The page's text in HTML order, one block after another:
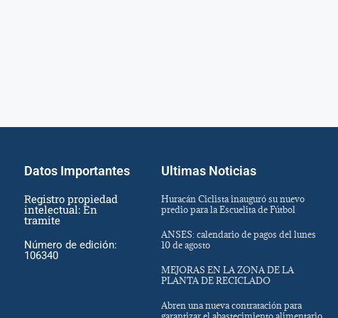
Datos Importantes
Registro propiedad
intelectual: En
tramite
Número de edición:
106340
Ultimas Noticias
Huracán Ciclista inauguró su nuevo
predio para la Escuelita de Fútbol
ANSES: calendario de pagos del lunes
10 de agosto
MEJORAS EN LA ZONA DE LA
PLANTA DE RECICLADO
Abren una nueva contratación para